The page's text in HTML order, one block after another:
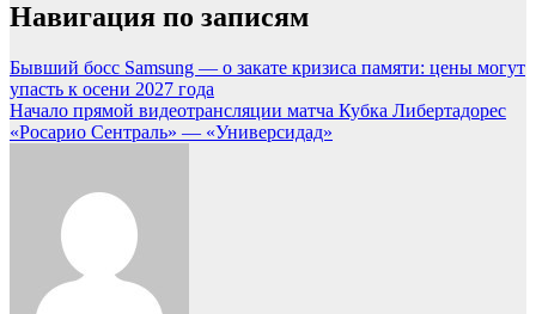
Навигация по записям
Бывший босс Samsung — о закате кризиса памяти: цены могут
упасть к осени 2027 года
Начало прямой видеотрансляции матча Кубка Либертадорес
«Росарио Сентраль» — «Универсидад»